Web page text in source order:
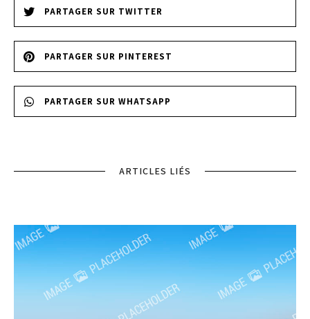
PARTAGER SUR TWITTER
PARTAGER SUR PINTEREST
PARTAGER SUR WHATSAPP
ARTICLES LIÉS